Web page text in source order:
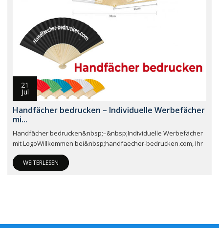
21
Jul
Handfächer bedrucken – Individuelle Werbefächer
mi...
Handfächer bedrucken&nbsp;–&nbsp;Individuelle Werbefächer
mit LogoWillkommen bei&nbsp;handfaecher-bedrucken.com, Ihr
WEITERLESEN